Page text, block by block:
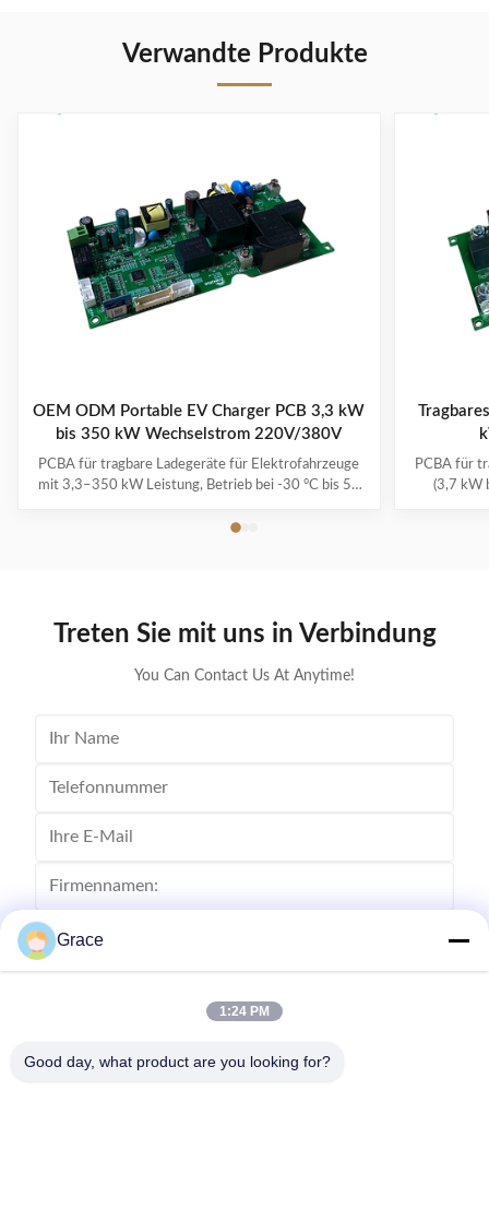
Verwandte Produkte
OEM ODM Portable EV Charger PCB 3,3 kW
bis 350 kW Wechselstrom 220V/380V
PCBA für tragbare Ladegeräte für Elektrofahrzeuge
mit 3,3–350 kW Leistung, Betrieb bei -30 °C bis 50
Garantie. Unterstützt alle wichtigen EV-Modelle mit
PCBA für
(3,7 kW
Treten Sie mit uns in Verbindung
You Can Contact Us At Anytime!
Senden Sie
Grace
1:24 PM
Good day, what product are you looking for?